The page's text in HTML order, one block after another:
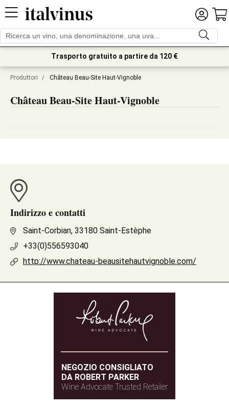
Trasporto gratuito a partire da 120 €
Produttori / Château Beau-Site Haut-Vignoble
Château Beau-Site Haut-Vignoble
Indirizzo e contatti
Saint-Corbian, 33180 Saint-Estèphe
+33(0)556593040
http://www.chateau-beausitehautvignoble.com/
NEGOZIO CONSIGLIATO
DA ROBERT PARKER
Wine Advocate Trusted Retailer